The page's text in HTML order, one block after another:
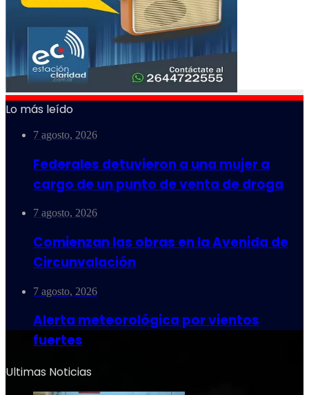
Lo más leído
7 agosto, 2026
Federales detuvieron a una mujer a
cargo de un punto de venta de droga
7 agosto, 2026
Comienzan las obras en la Avenida de
Circunvalación
7 agosto, 2026
Alerta meteorológica por vientos
fuertes
Ultimas Noticias